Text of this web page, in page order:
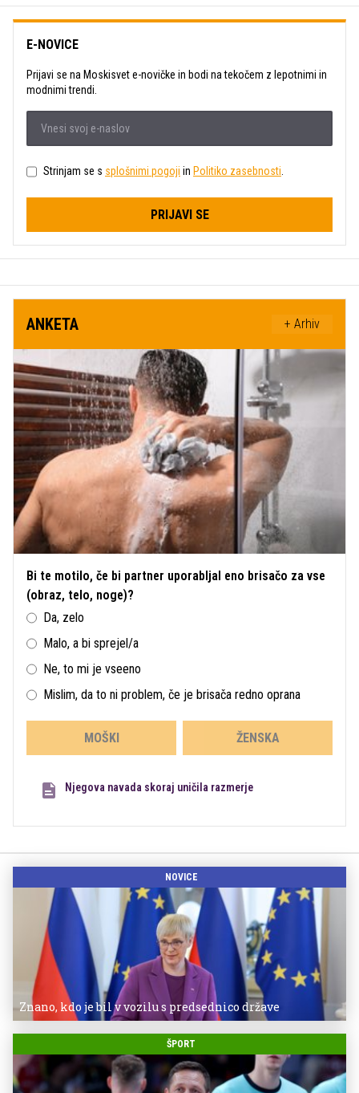
E-NOVICE
Prijavi se na Moskisvet e-novičke in bodi na tekočem z lepotnimi in
modnimi trendi.
Strinjam se s splošnimi pogoji in Politiko zasebnosti.
PRIJAVI SE
ANKETA + Arhiv
Bi te motilo, če bi partner uporabljal eno brisačo za vse
(obraz, telo, noge)?
Da, zelo
Malo, a bi sprejel/a
Ne, to mi je vseeno
Mislim, da to ni problem, če je brisača redno oprana
MOŠKI ŽENSKA
Njegova navada skoraj uničila razmerje
NOVICE
Znano, kdo je bil v vozilu s predsednico države
ŠPORT